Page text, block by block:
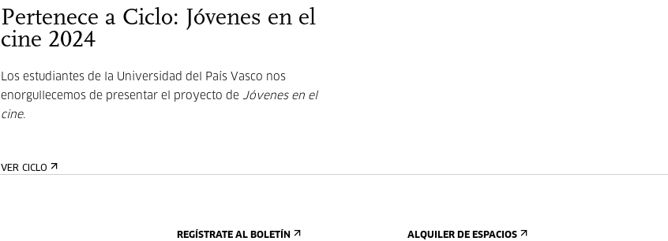
Pertenece a Ciclo: Jóvenes en el
cine 2024
Los estudiantes de la Universidad del País Vasco nos
enorgullecemos de presentar el proyecto de Jóvenes en el
cine.
VER CICLO
REGÍSTRATE AL BOLETÍN ALQUILER DE ESPACIOS